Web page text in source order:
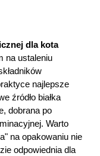
dla kota
na ustaleniu
najlepsze
źródło białka
dobrana po
Warto
na opakowaniu nie
odpowiednia dla